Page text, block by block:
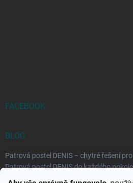
FACEBOOK
BLOG
Patrová postel DENIS – chytré řešení
Patrová postel DENIS do každého